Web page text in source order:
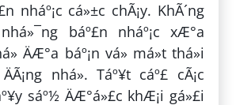
nháº¡c cá»±c chÃ¡y. KhÃ´ng
nhá»¯ng báº£n nháº¡c xÆ°a
ÄÆ°a báº¡n vá» má»t thá»i
nhá». Táº¥t cáº£ cÃ¡c
sáº½ ÄÆ°á»£c khÆ¡i gá»£i